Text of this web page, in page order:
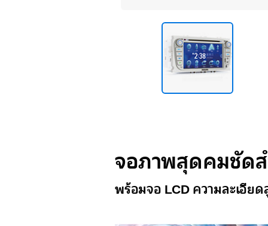
จอภาพสุดคมชัดส
พร้อมจอ LCD ความละเอียด